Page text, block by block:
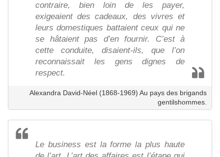
contraire, bien loin de les payer,
exigeaient des cadeaux, des vivres et
leurs domestiques battaient ceux qui ne
se hâtaient pas d’en fournir. C’est à
cette conduite, disaient-ils, que l’on
reconnaissait les gens dignes de
respect.
Alexandra David-Néel (1868-1969) Au pays des brigands
gentilshommes.
Le business est la forme la plus haute